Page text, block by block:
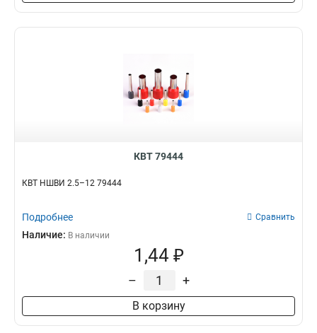
КВТ 79444
КВТ НШВИ 2.5–12 79444
Подробнее Сравнить
Наличие: В наличии
1,44 ₽
– +
В корзину